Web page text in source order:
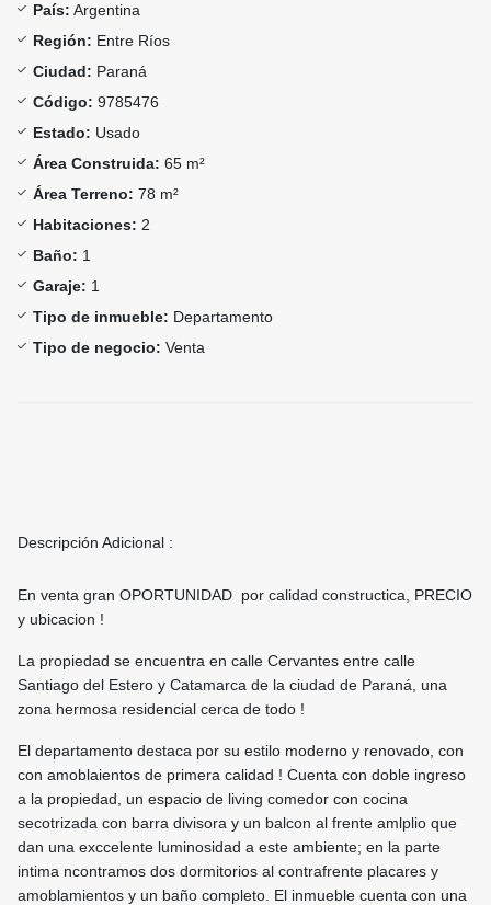
País: Argentina
Región: Entre Ríos
Ciudad: Paraná
Código: 9785476
Estado: Usado
Área Construida: 65 m²
Área Terreno: 78 m²
Habitaciones: 2
Baño: 1
Garaje: 1
Tipo de inmueble: Departamento
Tipo de negocio: Venta
Descripción Adicional :
En venta gran OPORTUNIDAD por calidad constructica, PRECIO
y ubicacion !
La propiedad se encuentra en calle Cervantes entre calle
Santiago del Estero y Catamarca de la ciudad de Paraná, una
zona hermosa residencial cerca de todo !
El departamento destaca por su estilo moderno y renovado, con
con amoblaientos de primera calidad ! Cuenta con doble ingreso
a la propiedad, un espacio de living comedor con cocina
secotrizada con barra divisora y un balcon al frente amlplio que
dan una exccelente luminosidad a este ambiente; en la parte
intima ncontramos dos dormitorios al contrafrente placares y
amoblamientos y un baño completo. El inmueble cuenta con una